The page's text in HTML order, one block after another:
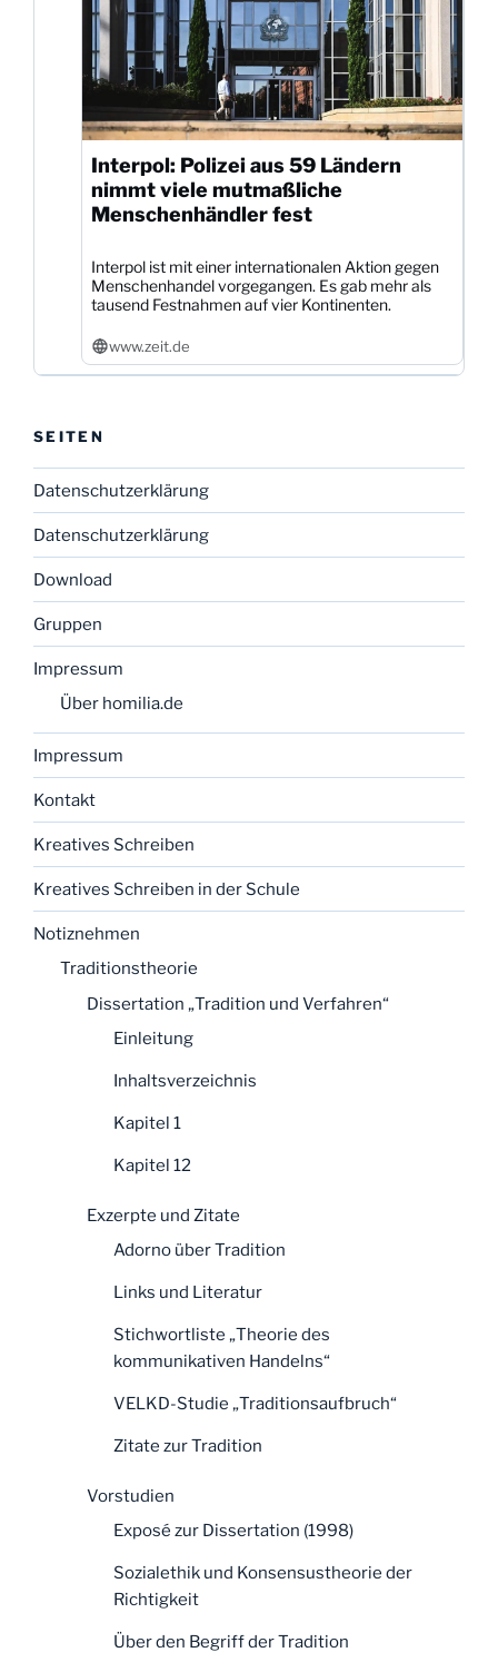
Interpol: Polizei aus 59 Ländern
nimmt viele mutmaßliche
Menschenhändler fest
Interpol ist mit einer internationalen Aktion gegen
Menschenhandel vorgegangen. Es gab mehr als
tausend Festnahmen auf vier Kontinenten.
www.zeit.de
SEITEN
Datenschutzerklärung
Datenschutzerklärung
Download
Gruppen
Impressum
Über homilia.de
Impressum
Kontakt
Kreatives Schreiben
Kreatives Schreiben in der Schule
Notiznehmen
Traditionstheorie
Dissertation „Tradition und Verfahren“
Einleitung
Inhaltsverzeichnis
Kapitel 1
Kapitel 12
Exzerpte und Zitate
Adorno über Tradition
Links und Literatur
Stichwortliste „Theorie des
kommunikativen Handelns“
VELKD-Studie „Traditionsaufbruch“
Zitate zur Tradition
Vorstudien
Exposé zur Dissertation (1998)
Sozialethik und Konsensustheorie der
Richtigkeit
Über den Begriff der Tradition